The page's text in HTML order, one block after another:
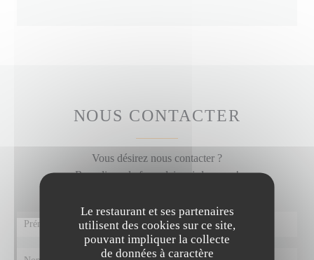
Le restaurant et ses partenaires
utilisent des cookies sur ce site,
pouvant impliquer la collecte
de données à caractère
NOUS CONTACTER
Vous désirez nous contacter ?
Remplissez le formulaire ci-dessous !